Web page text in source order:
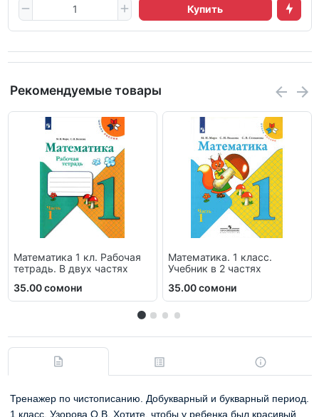
Купить
Рекомендуемые товары
Математика 1 кл. Рабочая
тетрадь. В двух частях
35.00 сомони
Математика. 1 класс.
Учебник в 2 частях
35.00 сомони
Тренажер по чистописанию. Добукварный и букварный период.
1 класс. Узорова О.В. Хотите, чтобы у ребенка был красивый